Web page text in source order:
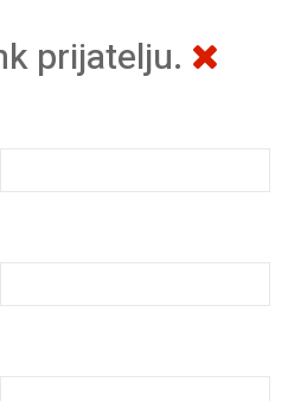
prijatelju.